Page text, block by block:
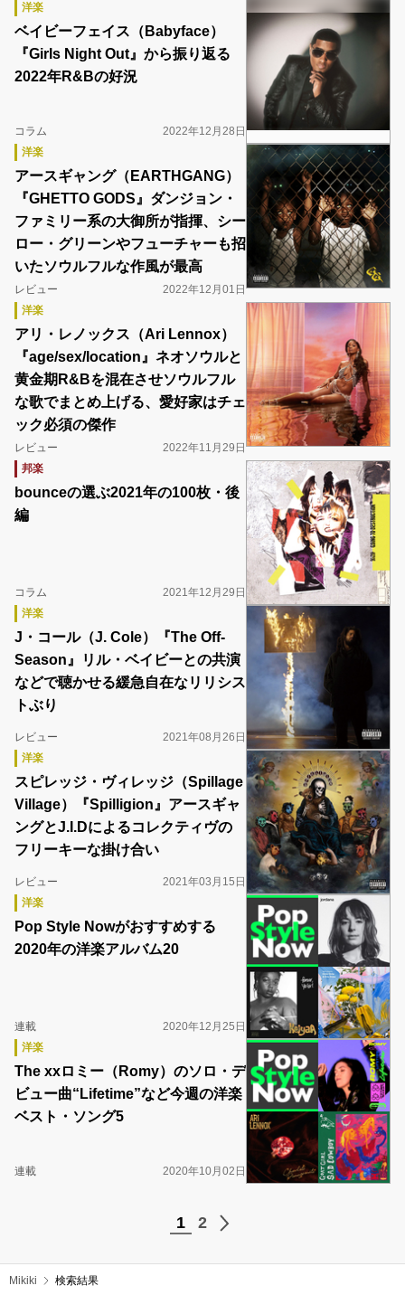
洋楽
ベイビーフェイス（Babyface）
『Girls Night Out』から振り返る
2022年R&Bの好況
コラム
2022年12月28日
洋楽
アースギャング（EARTHGANG）
『GHETTO GODS』ダンジョン・
ファミリー系の大御所が指揮、シー
ロー・グリーンやフューチャーも招
いたソウルフルな作風が最高
レビュー
2022年12月01日
洋楽
アリ・レノックス（Ari Lennox）
『age/sex/location』ネオソウルと
黄金期R&Bを混在させソウルフル
な歌でまとめ上げる、愛好家はチェ
ック必須の傑作
レビュー
2022年11月29日
邦楽
bounceの選ぶ2021年の100枚・後
編
コラム
2021年12月29日
洋楽
J・コール（J. Cole）『The Off-
Season』リル・ベイビーとの共演
などで聴かせる緩急自在なリリシス
トぶり
レビュー
2021年08月26日
洋楽
スピレッジ・ヴィレッジ（Spillage
Village）『Spilligion』アースギャ
ングとJ.I.Dによるコレクティヴの
フリーキーな掛け合い
レビュー
2021年03月15日
洋楽
Pop Style Nowがおすすめする
2020年の洋楽アルバム20
連載
2020年12月25日
洋楽
The xxロミー（Romy）のソロ・デ
ビュー曲“Lifetime”など今週の洋楽
ベスト・ソング5
連載 2020年10月02日
1 2
Mikiki 検索結果